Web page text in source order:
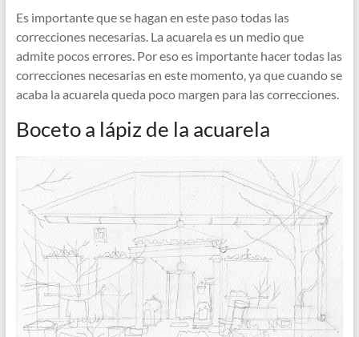
Es importante que se hagan en este paso todas las
correcciones necesarias. La acuarela es un medio que
admite pocos errores. Por eso es importante hacer todas las
correcciones necesarias en este momento, ya que cuando se
acaba la acuarela queda poco margen para las correcciones.
Boceto a lápiz de la acuarela